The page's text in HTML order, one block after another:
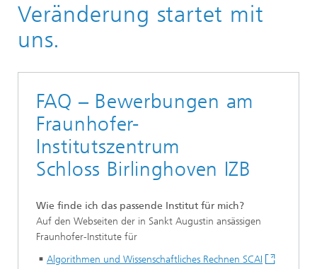
Veränderung startet mit
uns.
FAQ – Bewerbungen am
Fraunhofer-
Institutszentrum
Schloss Birlinghoven IZB
Wie finde ich das passende Institut für mich?
Auf den Webseiten der in Sankt Augustin ansässigen
Fraunhofer-Institute für
Algorithmen und Wissenschaftliches Rechnen SCAI